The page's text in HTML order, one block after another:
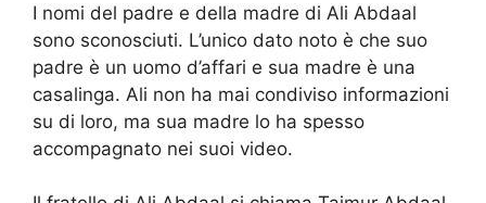
I nomi del padre e della madre di Ali Abdaal
sono sconosciuti. L’unico dato noto è che suo
padre è un uomo d’affari e sua madre è una
casalinga. Ali non ha mai condiviso informazioni
su di loro, ma sua madre lo ha spesso
accompagnato nei suoi video.